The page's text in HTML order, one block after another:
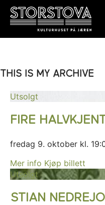
THIS IS MY ARCHIVE
Utsolgt
FIRE
fredag 9. oktober kl.
Mer info Kjøp billett
Utsolgt
STIAN